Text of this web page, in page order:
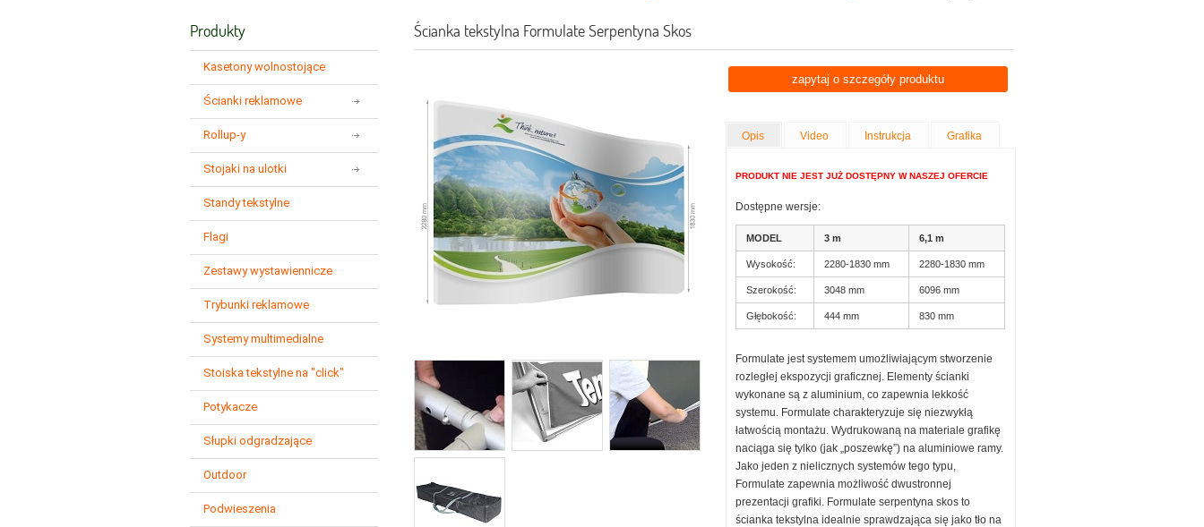
Ścianka tekstylna Formulate Serpentyna Skos
zapytaj o szczegóły produktu
Opis Video Instrukcja Grafika
PRODUKT NIE JEST JUŻ DOSTĘPNY W NASZEJ OFERCIE
Dostępne wersje:
MODEL 3 m 6,1 m
Wysokość: 2280-1830 mm 2280-1830 mm
Szerokość: 3048 mm 6096 mm
Głębokość: 444 mm 830 mm
Formulate jest systemem umożliwiającym stworzenie
rozległej ekspozycji graficznej. Elementy ścianki
wykonane są z aluminium, co zapewnia lekkość
systemu. Formulate charakteryzuje się niezwykłą
łatwością montażu. Wydrukowaną na materiale grafikę
naciąga się tylko (jak „poszewkę”) na aluminiowe ramy.
Jako jeden z nielicznych systemów tego typu,
Formulate zapewnia możliwość dwustronnej
prezentacji grafiki. Formulate serpentyna skos to
ścianka tekstylna idealnie sprawdzająca się jako tło na
Produkty
Kasetony wolnostojące
Ścianki reklamowe pop-up
modułowe
Rollup-y ekonomiczne
premium
dwustronne
xbaner-y
Stojaki na ulotki składane
stacjonarne
wielofunkcyjne
multimedialne
na biurko
Standy tekstylne
Flagi
Zestawy wystawiennicze
Trybunki reklamowe
Systemy multimedialne
Stoiska tekstylne na "click"
Potykacze
Słupki odgradzające
Outdoor
Podwieszenia